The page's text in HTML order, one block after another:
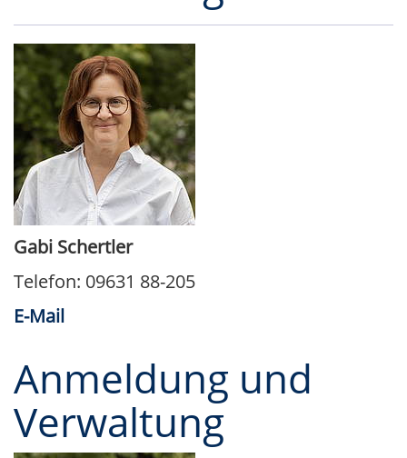
Gabi Schertler
Telefon: 09631 88-205
E-Mail
Anmeldung und
Verwaltung